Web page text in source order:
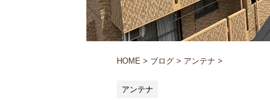
HOME > ブログ > アンテナ >
アンテナ